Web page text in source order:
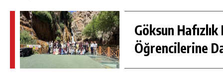
Göksun Hafızlık
Öğrencilerine